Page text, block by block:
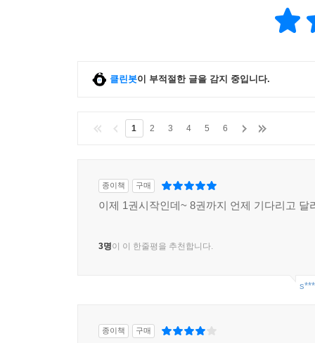
클린봇이 부적절한 글을 감지 중입니다.
1 2 3 4 5 6
종이책 구매
이제 1권시작인데~ 8권까지 언제 기다리고 달
3명이 이 한줄평을 추천합니다.
종이책 구매